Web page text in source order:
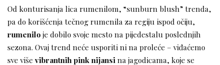
Od konturisanja lica rumenilom, “sunburn blush” trenda,
pa do korišćenja tečnog rumenila za regiju ispod očiju,
rumeniloje dobilo svoje mesto na pijedestalu poslednjih
sezona. Ovaj trend neće usporiti ni na proleće – viđaćemo
sve više vibrantnih pink nijansina jagodicama, koje se